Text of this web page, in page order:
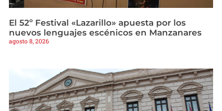
El 52º Festival «Lazarillo» apuesta por los
nuevos lenguajes escénicos en Manzanares
agosto 8, 2026